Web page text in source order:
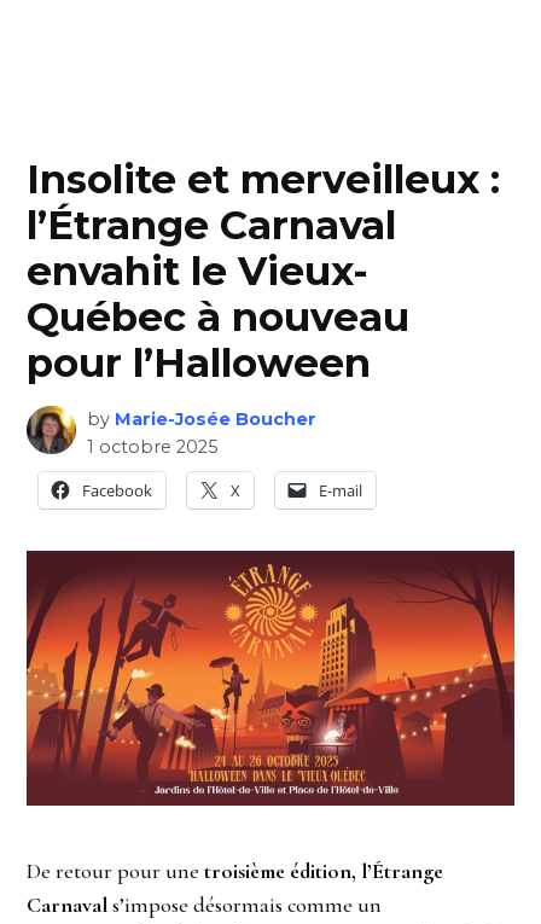
Insolite et merveilleux :
l’Étrange Carnaval
envahit le Vieux-
Québec à nouveau
pour l’Halloween
by Marie-Josée Boucher
1 octobre 2025
Facebook
X E-mail
De retour pour unetroisième édition, l’Étrange
Carnavals’impose désormais comme un